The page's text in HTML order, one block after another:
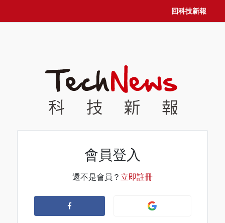
回科技新報
會員登入
還不是會員？ 立即註冊